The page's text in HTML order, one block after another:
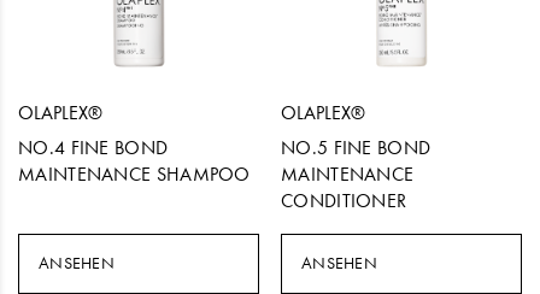
OLAPLEX®
NO.4 FINE BOND
MAINTENANCE SHAMPOO
ANSEHEN
OLAPLEX®
NO.5 FINE BOND
MAINTENANCE
CONDITIONER
ANSEHEN